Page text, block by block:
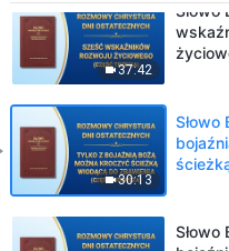
37:42
Słowo
30:13
Słowo
Słowo